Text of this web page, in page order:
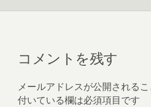
コメントを残す
メールアドレスが公開されるこ
付いている欄は必須項目です